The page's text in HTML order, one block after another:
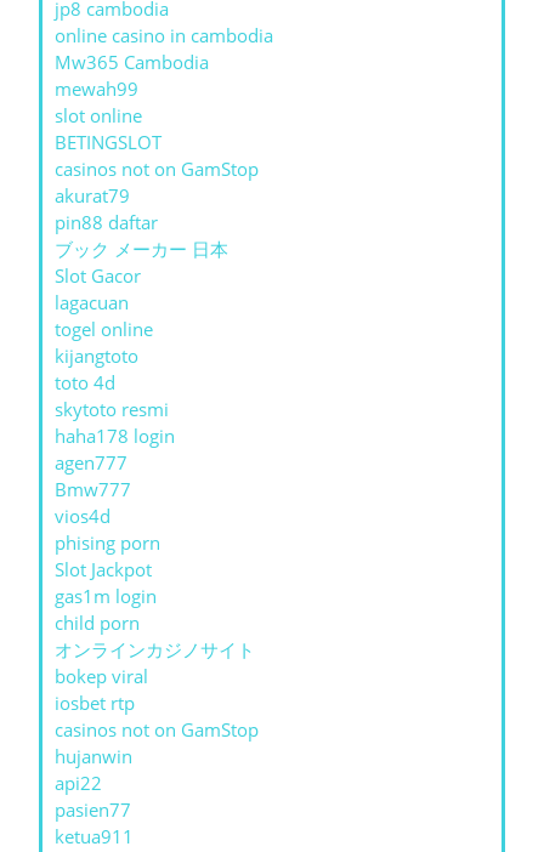
jp8 cambodia
online casino in cambodia
Mw365 Cambodia
mewah99
slot online
BETINGSLOT
casinos not on GamStop
akurat79
pin88 daftar
ブック メーカー 日本
Slot Gacor
lagacuan
togel online
kijangtoto
toto 4d
skytoto resmi
haha178 login
agen777
Bmw777
vios4d
phising porn
Slot Jackpot
gas1m login
child porn
オンラインカジノサイト
bokep viral
iosbet rtp
casinos not on GamStop
hujanwin
api22
pasien77
ketua911